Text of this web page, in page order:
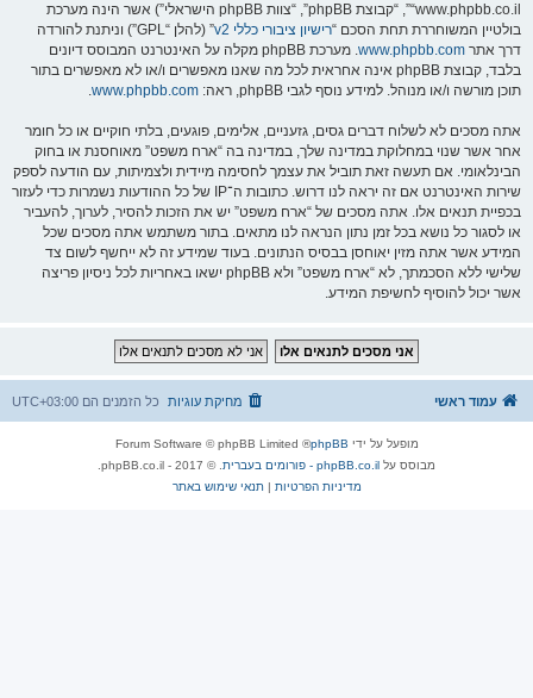
“www.phpbb.co.il”, “קבוצת phpBB”, “צוות phpBB הישראלי”) אשר הינה מערכת
בולטיין המשוחררת תחת הסכם “רישיון ציבורי כללי v2
” (להלן “GPL”) וניתנת להורדה
דרך אתר www.phpbb.com
. מערכת phpBB מקלה על האינטרנט המבוסס דיונים
בלבד, קבוצת phpBB אינה אחראית לכל מה שאנו מאפשרים ו/או לא מאפשרים בתור
תוכן מורשה ו/או מנוהל. למידע נוסף לגבי phpBB, ראה:
www.phpbb.com
.
אתה מסכים לא לשלוח דברים גסים, גזעניים, אלימים, פוגעים, בלתי חוקיים או כל חומר
אחר אשר שנוי במחלוקת במדינה שלך, במדינה בה “ארח משפט” מאוחסנת או בחוק
הבינלאומי. אם תעשה זאת תוביל את עצמך לחסימה מיידית ולצמיתות, עם הודעה לספק
שירות האינטרנט אם זה יראה לנו דרוש. כתובות ה־IP של כל ההודעות נשמרות כדי לעזור
בכפיית תנאים אלו. אתה מסכים של “ארח משפט” יש את הזכות להסיר, לערוך, להעביר
או לסגור כל נושא בכל זמן נתון הנראה לנו מתאים. בתור משתמש אתה מסכים שכל
המידע אשר אתה מזין יאוחסן בבסיס הנתונים. בעוד שמידע זה לא ייחשף לשום צד
שלישי ללא הסכמתך, לא “ארח משפט” ולא phpBB ישאו באחריות לכל ניסיון פריצה
אשר יכול להוסיף לחשיפת המידע.
עמוד ראשי כל הזמנים הם UTC+03:00 מחיקת עוגיות
מופעל על ידי phpBB
® Forum Software © phpBB Limited
מבוסס על phpBB.co.il - פורומים בעברית
. © 2017 - phpBB.co.il.
מדיניות הפרטיות |תנאי שימוש באתר